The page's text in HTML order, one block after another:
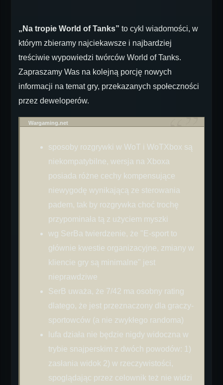
„Na tropie World of Tanks” to cykl wiadomości, w
którym zbieramy najciekawsze i najbardziej
treściwie wypowiedzi twórców World of Tanks.
Zapraszamy Was na kolejną porcję nowych
informacji na temat gry, przekazanych społeczności
przez deweloperów.
Wargaming.net
sposoby rozgrywki w WoT i WoTXbox są
niekompatybilne, wersja na Xboxa
posiada różne cechy kompensujące
niewygodę wynikającą ze sterowania
padem, tak by rozgrywka choć trochę
przypominała tą z użyciem myszki
wg SerBa twierdzenie, że "E-sport to
głównie kwestie organizacyjne, zmiany w
kliencie gry są minimalne" jest
nieprawdziwe
SerB uważa, że 7/42 ma osobny rating
dlatego, że jest przeznaczony dla graczy-
sportowców (a nie zwykłego randoma)
lufa działa nie będzie nigdy widoczna w
trybie snajperskim z dwóch powodów: 1)
zasłania widok 2) w rzeczywistości,
spoglądając przez celownik też nie widzi